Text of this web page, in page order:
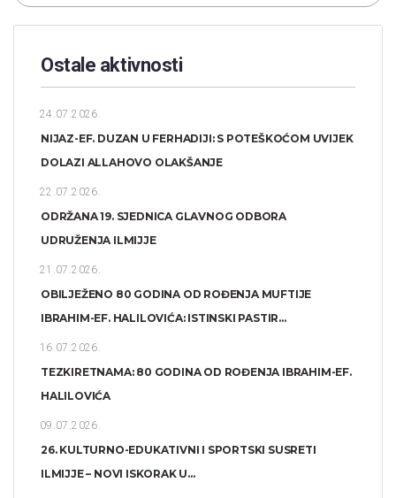
Ostale aktivnosti
24.07.2026.
NIJAZ-EF. DUZAN U FERHADIJI: S POTEŠKOĆOM UVIJEK
DOLAZI ALLAHOVO OLAKŠANJE
22.07.2026.
ODRŽANA 19. SJEDNICA GLAVNOG ODBORA
UDRUŽENJA ILMIJJE
21.07.2026.
OBILJEŽENO 80 GODINA OD ROĐENJA MUFTIJE
IBRAHIM-EF. HALILOVIĆA: ISTINSKI PASTIR...
16.07.2026.
TEZKIRETNAMA: 80 GODINA OD ROĐENJA IBRAHIM-EF.
HALILOVIĆA
09.07.2026.
26. KULTURNO-EDUKATIVNI I SPORTSKI SUSRETI
ILMIJJE – NOVI ISKORAK U...